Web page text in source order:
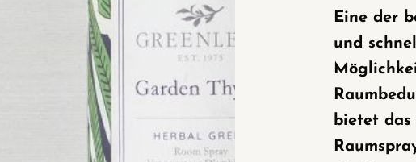
Eine der
und
bietet das